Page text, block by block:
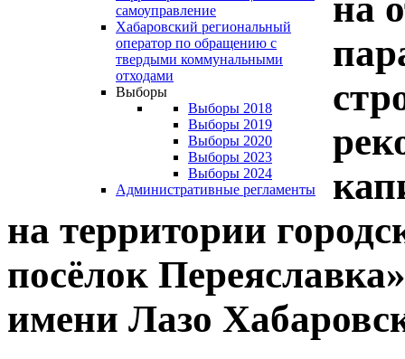
самоуправление
Хабаровский региональный
оператор по обращению с
твердыми коммунальными
отходами
Выборы
Выборы 2018
Выборы 2019
Выборы 2020
Выборы 2023
Выборы 2024
Административные регламенты
на
на территории
посёлок
имени Лазо